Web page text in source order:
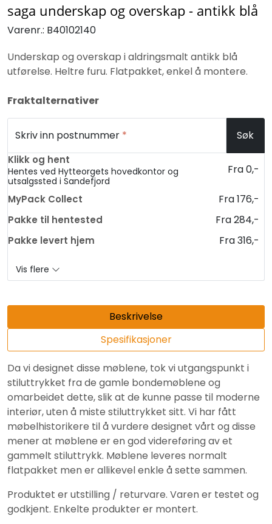
saga underskap og overskap - antikk blå
Varenr.: B40102140
Underskap og overskap i aldringsmalt antikk blå
utførelse. Heltre furu. Flatpakket, enkel å montere.
Fraktalternativer
Skriv inn postnummer * Søk
Klikk og hent
Hentes ved Hytteorgets hovedkontor og
utsalgssted i Sandefjord
Fra 0,-
MyPack Collect Fra 176,-
Pakke til hentested Fra 284,-
Pakke levert hjem Fra 316,-
Vis flere
Beskrivelse
Spesifikasjoner
Da vi designet disse møblene, tok vi utgangspunkt i
stiluttrykket fra de gamle bondemøblene og
omarbeidet dette, slik at de kunne passe til moderne
interiør, uten å miste stiluttrykket sitt. Vi har fått
møbelhistorikere til å vurdere designet vårt og disse
mener at møblene er en god videreføring av et
gammelt stiluttrykk. Møblene leveres normalt
flatpakket men er allikevel enkle å sette sammen.
Produktet er utstilling / returvare. Varen er testet og
godkjent. Enkelte produkter er montert.